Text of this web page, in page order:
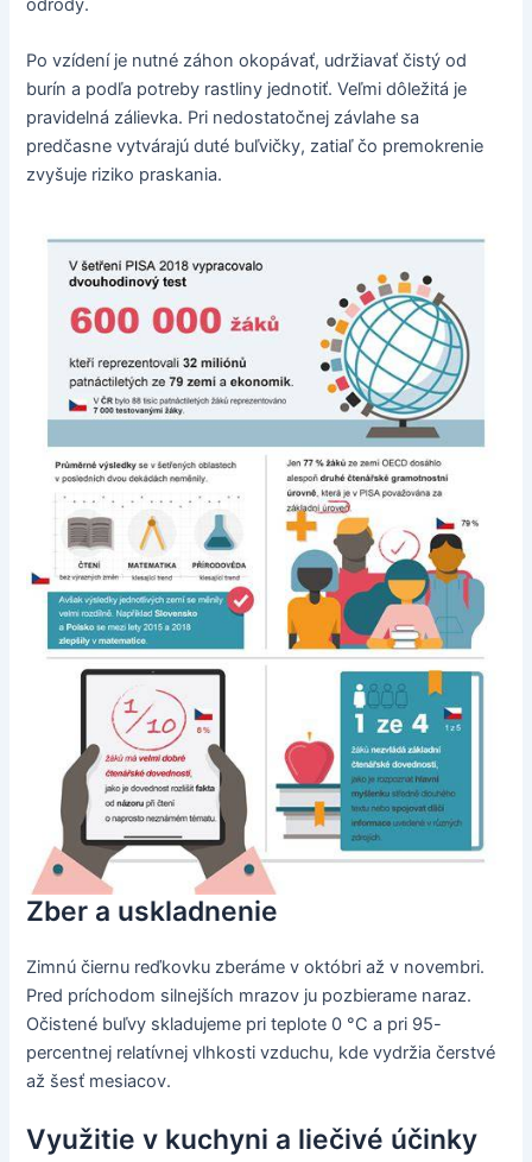
odrody.
Po vzídení je nutné záhon okopávať, udržiavať čistý od
burín a podľa potreby rastliny jednotiť. Veľmi dôležitá je
pravidelná zálievka. Pri nedostatočnej závlahe sa
predčasne vytvárajú duté buľvičky, zatiaľ čo premokrenie
zvyšuje riziko praskania.
Zber a uskladnenie
Zimnú čiernu reďkovku zberáme v októbri až v novembri.
Pred príchodom silnejších mrazov ju pozbierame naraz.
Očistené buľvy skladujeme pri teplote 0 °C a pri 95-
percentnej relatívnej vlhkosti vzduchu, kde vydržia čerstvé
až šesť mesiacov.
Využitie v kuchyni a liečivé účinky